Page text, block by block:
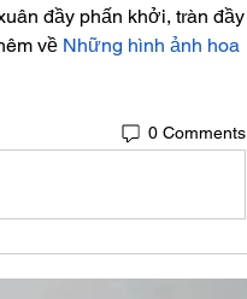
đầy phấn khởi, tràn đầy
về Những hình ảnh hoa
0 Comments